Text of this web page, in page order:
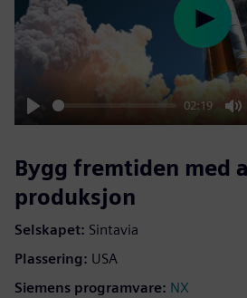
Play
02:19
Play
Bygg fremtiden med
produksjon
Selskapet: Sintavia
Plassering: USA
Siemens programvare: NX